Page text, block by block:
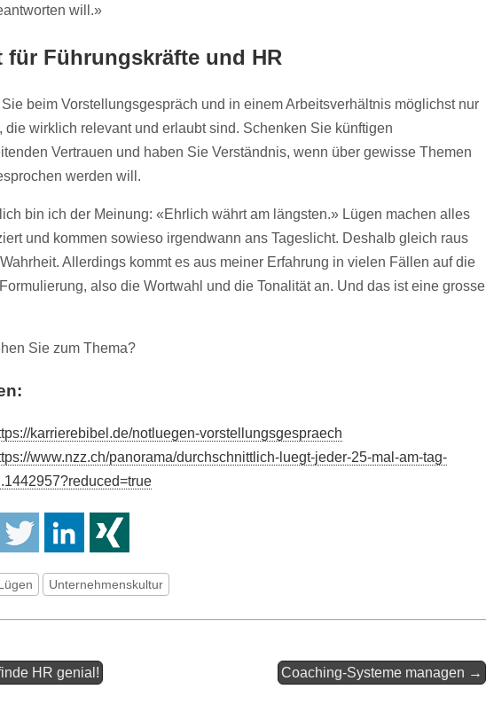
will.»
für Führungskräfte und HR
beim Vorstellungsgespräch und in einem Arbeitsverhältnis möglichst nur
die wirklich relevant und erlaubt sind. Schenken Sie künftigen
Vertrauen und haben Sie Verständnis, wenn über gewisse Themen
werden will.
bin ich der Meinung: «Ehrlich währt am längsten.» Lügen machen alles
und kommen sowieso irgendwann ans Tageslicht. Deshalb gleich raus
Allerdings kommt es aus meiner Erfahrung in vielen Fällen auf die
also die Wortwahl und die Tonalität an. Und das ist eine grosse
Sie zum Thema?
karrierebibel.de/notluegen-vorstellungsgespraech
www.nzz.ch/panorama/durchschnittlich-luegt-jeder-25-mal-am-tag-
Unternehmenskultur
HR genial! Coaching-Systeme managen →